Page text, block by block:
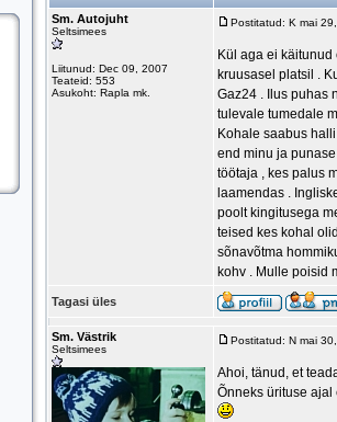
Sm. Autojuht
Seltsimees
Liitunud: Dec 09, 2007
Teateid: 553
Asukoht: Rapla mk.
Postitatud: K mai
Kül aga ei
kruusasel platsil .
Gaz24 . Ilus puhas
tulevale tumedale
Kohale saabus
end minu ja
töötaja , kes palus
laamendas .
poolt kingitusega
teised kes kohal
sõnavõtma
kohv . Mulle poisid
Tagasi üles
Sm. Västrik
Seltsimees
Postitatud: N mai
Ahoi, tänud, et
Õnneks ürituse